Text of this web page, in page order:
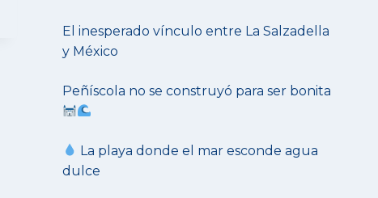
El inesperado vínculo entre La Salzadella
y México
Peñíscola no se construyó para ser bonita
La playa donde el mar esconde agua
dulce